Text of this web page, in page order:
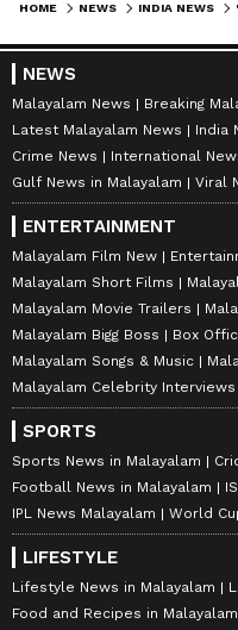
HOME NEWS INDIA NEWS
NEWS
Malayalam News
Breaking
Latest Malayalam News
India
Crime News
International
Gulf News in Malayalam
Viral
ENTERTAINMENT
Malayalam Film New
Malayalam Short Films
Malayalam Movie Trailers
Malayalam Bigg Boss
Box
Malayalam Songs & Music
Malayalam Celebrity Interviews
SPORTS
Sports News in Malayalam
Football News in Malayalam
IPL News Malayalam
World
LIFESTYLE
Lifestyle News in Malayalam
Food and Recipes in Malayalam